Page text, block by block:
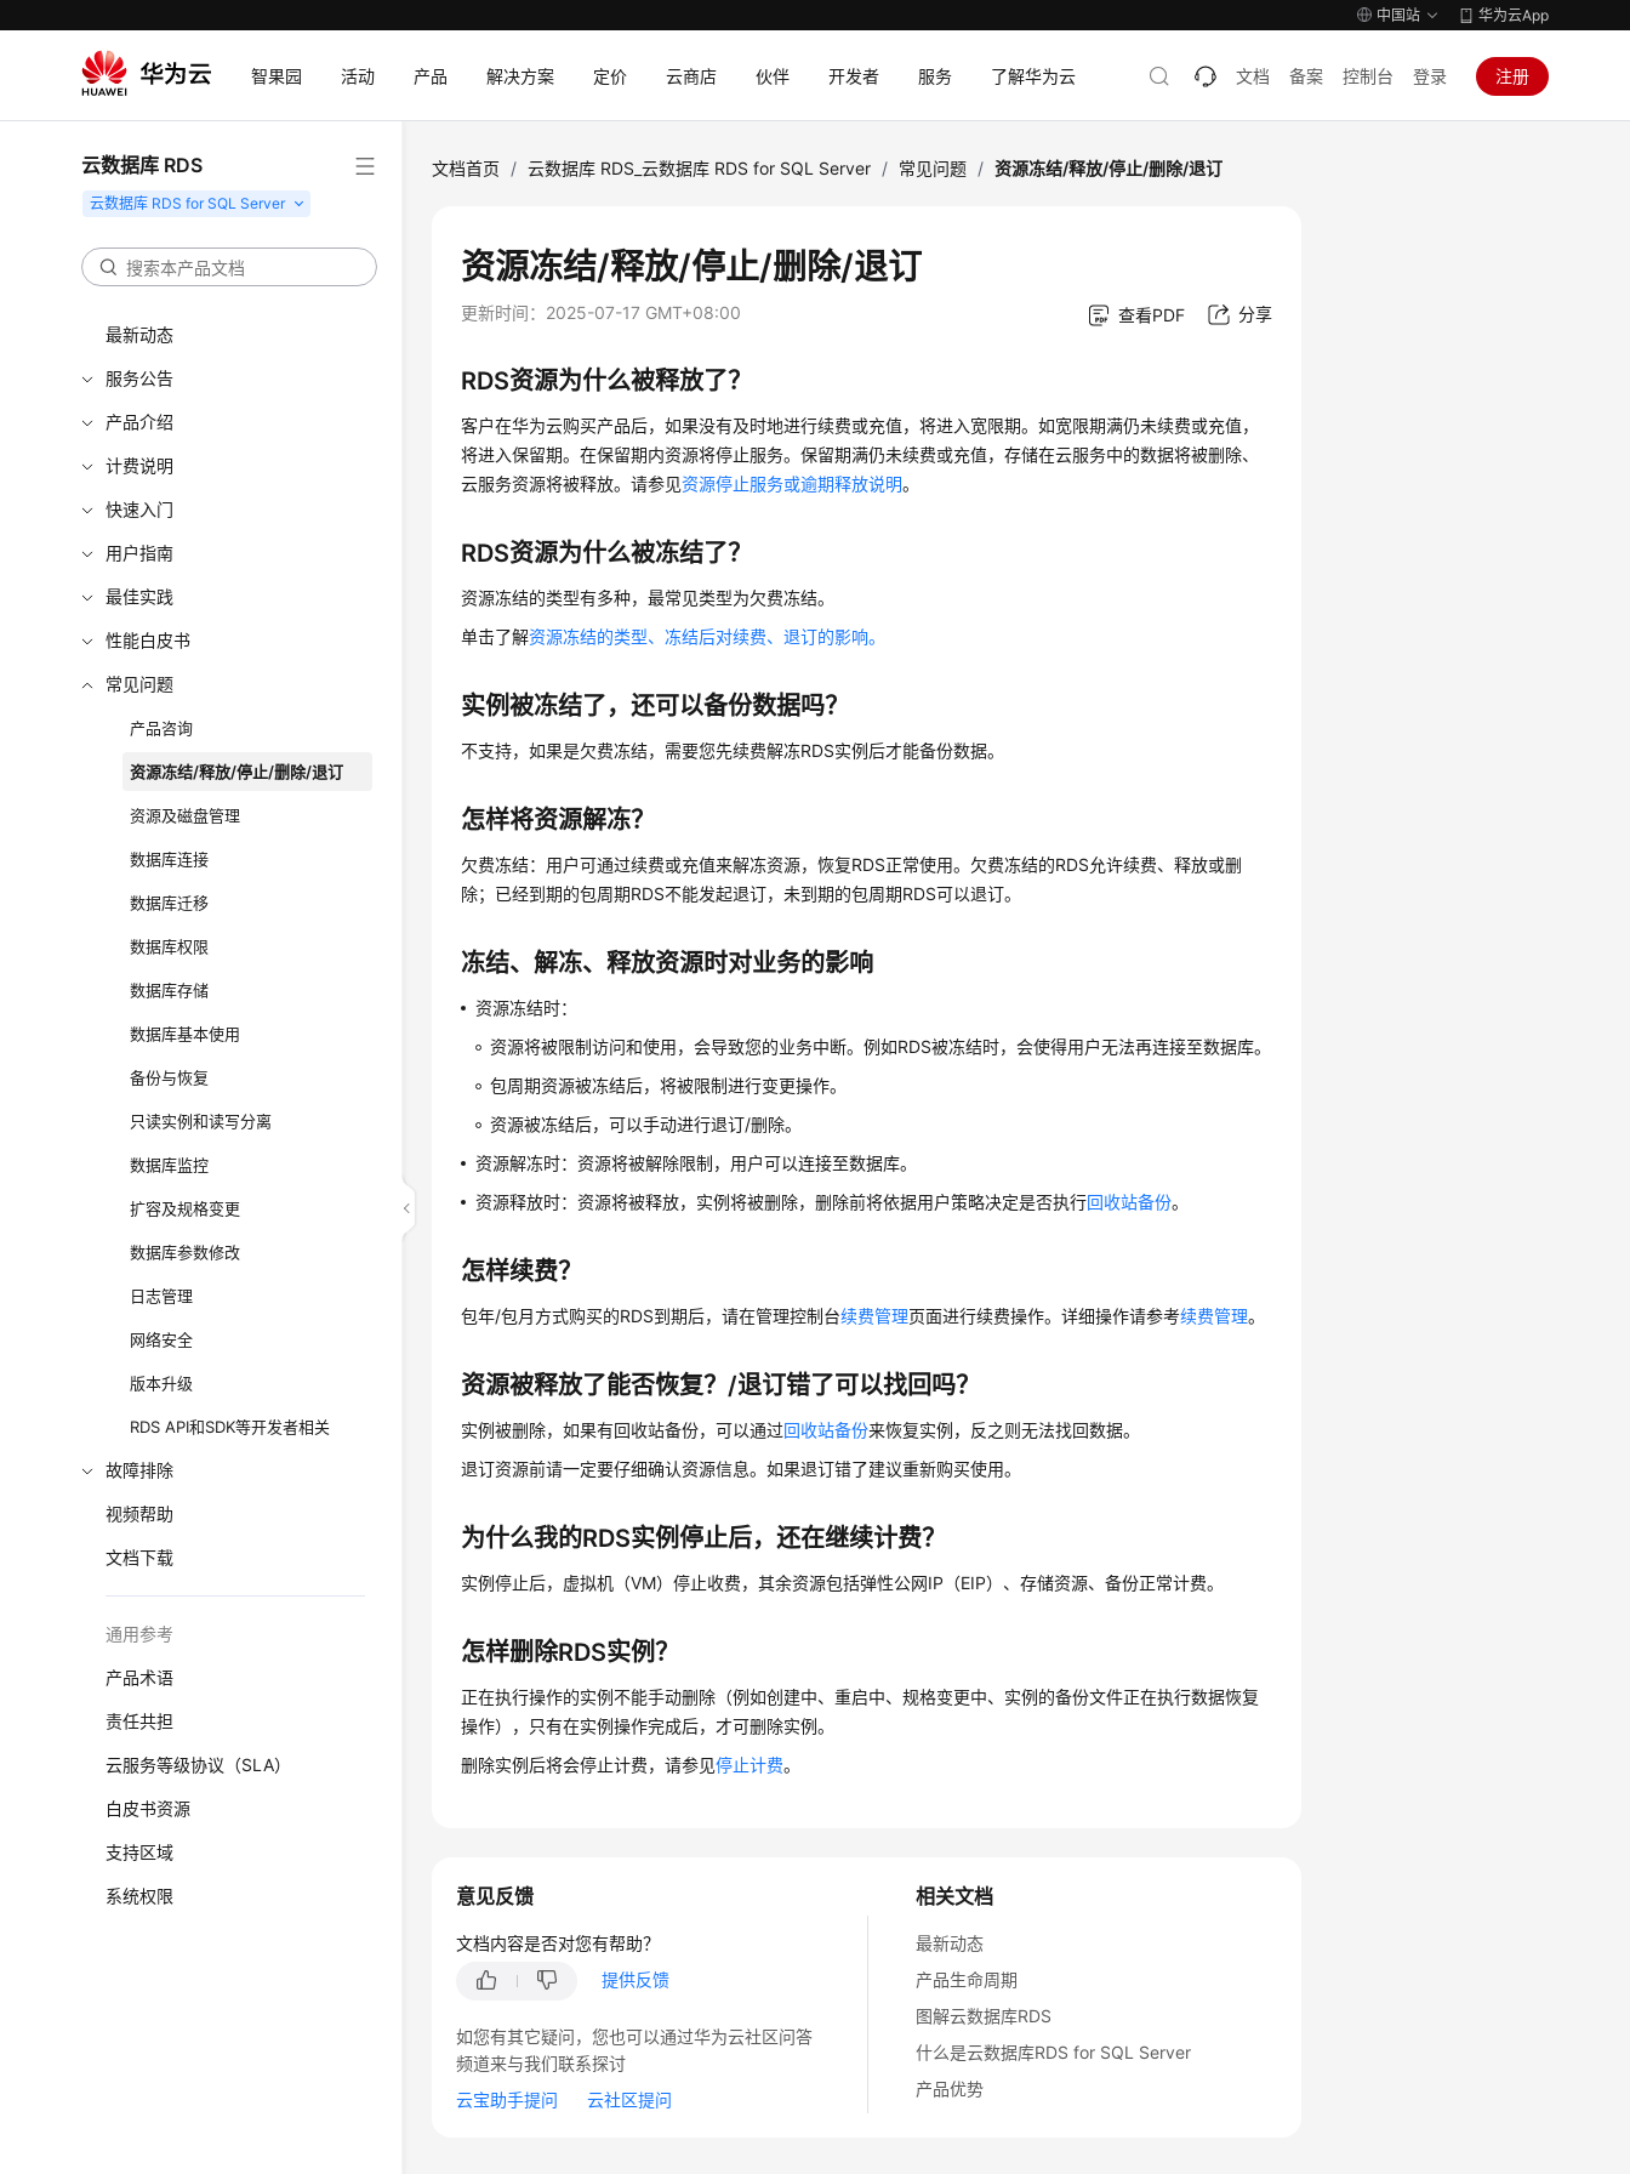
中国站 华为云App
智果园 活动 产品 解决方案 定价 云商店 伙伴 开发者 服务 了解华为云 文档 备案 控制台 登录 注册
云数据库 RDS
最新动态
服务公告
产品介绍
计费说明
快速入门
用户指南
最佳实践
性能白皮书
常见问题
产品咨询
资源冻结/释放/停止/删除/退订
资源及磁盘管理
数据库连接
数据库迁移
数据库权限
数据库存储
数据库基本使用
备份与恢复
只读实例和读写分离
数据库监控
扩容及规格变更
数据库参数修改
日志管理
网络安全
版本升级
RDS API和SDK等开发者相关
故障排除
视频帮助
文档下载
通用参考
产品术语
责任共担
云服务等级协议（SLA）
白皮书资源
支持区域
系统权限
文档首页 / 云数据库 RDS_云数据库 RDS for SQL Server / 常见问题 / 资源冻结/释放/停止/删除/退订
资源冻结/释放/停止/删除/退订
更新时间： 2025-07-17 GMT+08:00 查看PDF 分享
RDS资源为什么被释放了？
客户在华为云购买产品后，如果没有及时地进行续费或充值，将进入宽限期。如宽限期满仍未续费或充值，
将进入保留期。在保留期内资源将停止服务。保留期满仍未续费或充值，存储在云服务中的数据将被删除、
云服务资源将被释放。请参见资源停止服务或逾期释放说明。
RDS资源为什么被冻结了？
资源冻结的类型有多种，最常见类型为欠费冻结。
单击了解资源冻结的类型、冻结后对续费、退订的影响。
实例被冻结了，还可以备份数据吗？
不支持，如果是欠费冻结，需要您先续费解冻RDS实例后才能备份数据。
怎样将资源解冻？
欠费冻结：用户可通过续费或充值来解冻资源，恢复RDS正常使用。欠费冻结的RDS允许续费、释放或删
除；已经到期的包周期RDS不能发起退订，未到期的包周期RDS可以退订。
冻结、解冻、释放资源时对业务的影响
资源冻结时：
资源将被限制访问和使用，会导致您的业务中断。例如RDS被冻结时，会使得用户无法再连接至数据库。
包周期资源被冻结后，将被限制进行变更操作。
资源被冻结后，可以手动进行退订/删除。
资源解冻时：资源将被解除限制，用户可以连接至数据库。
资源释放时：资源将被释放，实例将被删除，删除前将依据用户策略决定是否执行回收站备份。
怎样续费？
包年/包月方式购买的RDS到期后，请在管理控制台续费管理页面进行续费操作。详细操作请参考续费管理。
资源被释放了能否恢复？/退订错了可以找回吗？
实例被删除，如果有回收站备份，可以通过回收站备份来恢复实例，反之则无法找回数据。
退订资源前请一定要仔细确认资源信息。如果退订错了建议重新购买使用。
为什么我的RDS实例停止后，还在继续计费？
实例停止后，虚拟机（VM）停止收费，其余资源包括弹性公网IP（EIP）、存储资源、备份正常计费。
怎样删除RDS实例？
正在执行操作的实例不能手动删除（例如创建中、重启中、规格变更中、实例的备份文件正在执行数据恢复
操作），只有在实例操作完成后，才可删除实例。
删除实例后将会停止计费，请参见停止计费。
相关文档
最新动态
产品生命周期
图解云数据库RDS
什么是云数据库RDS for SQL Server
产品优势
意见反馈
文档内容是否对您有帮助？
提供反馈
如您有其它疑问，您也可以通过华为云社区问答
频道来与我们联系探讨
云宝助手提问
云社区提问